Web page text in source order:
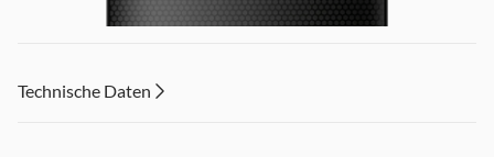
Technische Daten